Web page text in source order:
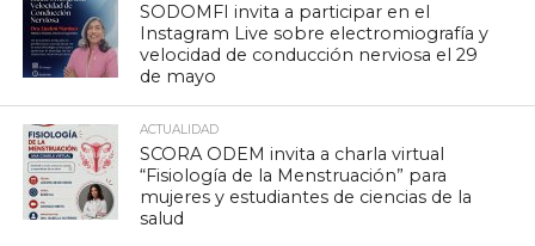
SODOMFI invita a participar en el
Instagram Live sobre electromiografía y
velocidad de conducción nerviosa el 29
de mayo
ACTUALIDAD
SCORA ODEM invita a charla virtual
“Fisiología de la Menstruación” para
mujeres y estudiantes de ciencias de la
salud